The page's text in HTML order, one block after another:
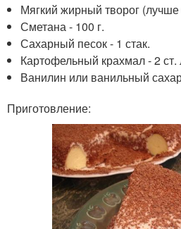
Мягкий жирный творог (лучше
Сметана - 100 г.
Сахарный песок - 1 стак.
Картофельный крахмал - 2 ст.
Ванилин или ванильный
Приготовление: